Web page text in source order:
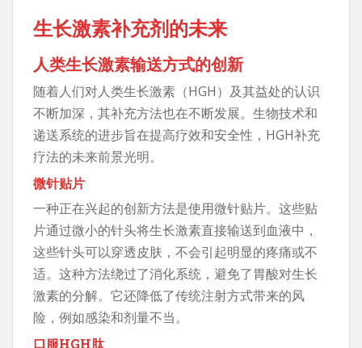
生长激素补充剂的未来
人类生长激素输送方式的创新
随着人们对人类生长激素（HGH）及其益处的认识
不断加深，其补充方法也在不断发展。生物技术和
递送系统的进步旨在提高疗效和安全性，HGH补充
疗法的未来前景光明。
微针贴片
一种正在兴起的创新方法是使用微针贴片。这些贴
片通过微小的针头将生长激素直接输送到血液中，
这些针头可以穿透皮肤，不会引起明显的疼痛或不
适。这种方法绕过了消化系统，避免了胃酸对生长
激素的分解。它还降低了传统注射方式带来的风
险，例如感染和剂量不当。
口服HGH肽